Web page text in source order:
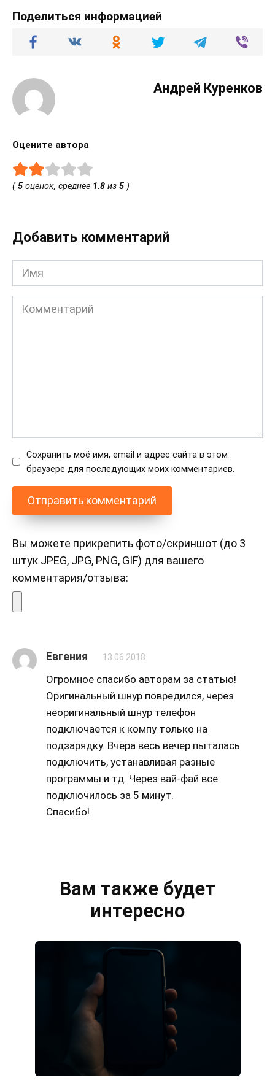
Поделиться информацией
Андрей Куренков
Оцените автора
(5 оценок, среднее 1.8 из 5 )
Добавить комментарий
Имя
Комментарий
Сохранить моё имя, email и адрес сайта в этом
браузере для последующих моих комментариев.
Вы можете прикрепить фото/скриншот (до 3
штук JPEG, JPG, PNG, GIF) для вашего
комментария/отзыва:
Евгения 13.06.2018
Огромное спасибо авторам за статью!
Оригинальный шнур повредился, через
неоригинальный шнур телефон
подключается к компу только на
подзарядку. Вчера весь вечер пыталась
подключить, устанавливая разные
программы и тд. Через вай-фай все
подключилось за 5 минут.
Спасибо!
Вам также будет
интересно